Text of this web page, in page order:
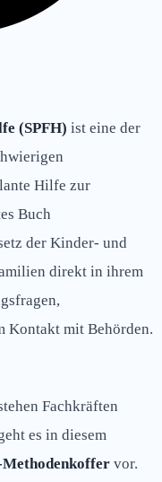
(SPFH) ist eine der
Hilfe zur
Buch
der Kinder- und
direkt in ihrem
Kontakt mit Behörden.
Fachkräften
es in diesem
Methodenkoffer vor.